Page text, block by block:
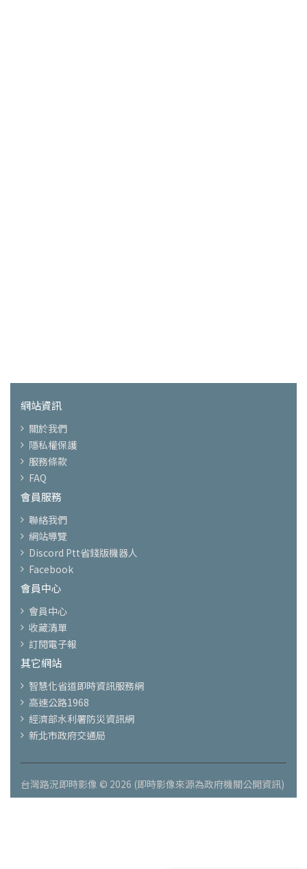
網站資訊
關於我們
隱私權保護
服務條款
FAQ
會員服務
聯絡我們
網站導覽
Discord Ptt省錢版機器人
Facebook
會員中心
會員中心
收藏清單
訂閱電子報
其它網站
智慧化省道即時資訊服務網
高速公路1968
經濟部水利署防災資訊網
新北市政府交通局
台灣路況即時影像 © 2026 (即時影像來源為政府機關公開資訊)